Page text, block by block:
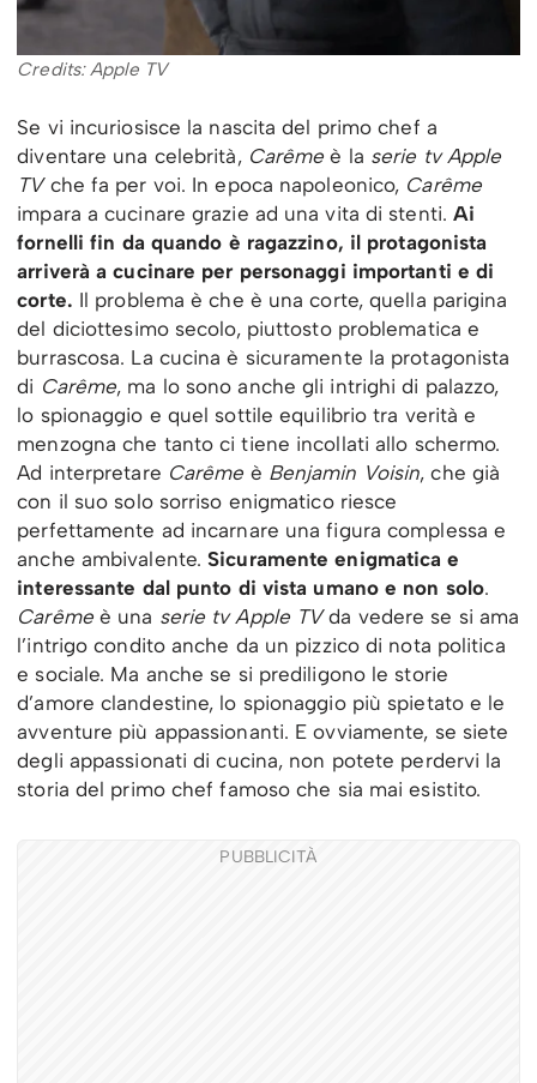
Credits: Apple TV
Se vi incuriosisce la nascita del primo chef a
diventare una celebrità, Carêmeè la serie tv Apple
TV che fa per voi. In epoca napoleonico, Carême
impara a cucinare grazie ad una vita di stenti.Ai
fornelli fin da quando è ragazzino, il protagonista
arriverà a cucinare per personaggi importanti e di
corte. Il problema è che è una corte, quella parigina
del diciottesimo secolo, piuttosto problematica e
burrascosa. La cucina è sicuramente la protagonista
di Carême, ma lo sono anche gli intrighi di palazzo,
lo spionaggio e quel sottile equilibrio tra verità e
menzogna che tanto ci tiene incollati allo schermo.
Ad interpretare Carême è Benjamin Voisin, che già
con il suo solo sorriso enigmatico riesce
perfettamente ad incarnare una figura complessa e
anche ambivalente.Sicuramente enigmatica e
interessante dal punto di vista umano e non solo.
Carême è una serie tv Apple TVda vedere se si ama
l’intrigo condito anche da un pizzico di nota politica
e sociale. Ma anche se si prediligono le storie
d’amore clandestine, lo spionaggio più spietato e le
avventure più appassionanti. E ovviamente, se siete
degli appassionati di cucina, non potete perdervi la
storia del primo chef famoso che sia mai esistito.
PUBBLICITÀ